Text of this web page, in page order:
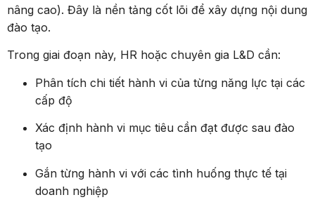
nâng cao). Đây là nền tảng cốt lõi để xây dựng nội dung
đào tạo.
Trong giai đoạn này, HR hoặc chuyên gia L&D cần:
Phân tích chi tiết hành vi của từng năng lực tại các
cấp độ
Xác định hành vi mục tiêu cần đạt được sau đào
tạo
Gắn từng hành vi với các tình huống thực tế tại
doanh nghiệp